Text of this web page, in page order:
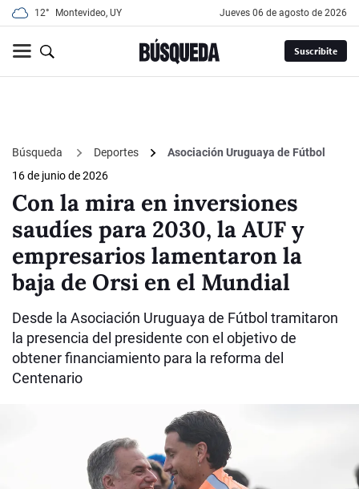
12° Montevideo, UY jueves 06 de agosto de 2026
Suscribite
Búsqueda Deportes
Asociación Uruguaya de Fútbol
16 de junio de 2026
Con la mira en inversiones
saudíes para 2030, la AUF y
empresarios lamentaron la
baja de Orsi en el Mundial
Desde la Asociación Uruguaya de Fútbol tramitaron
la presencia del presidente con el objetivo de
obtener financiamiento para la reforma del
Centenario